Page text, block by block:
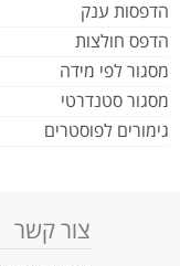
הדפסות ענק
הדפס חולצות
מסגור לפי מידה
מסגור סטנדרטי
גימורים לפוסטרים
צור קשר